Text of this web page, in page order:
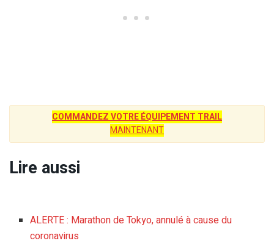
COMMANDEZ VOTRE ÉQUIPEMENT TRAIL
MAINTENANT
Lire aussi
ALERTE : Marathon de Tokyo, annulé à cause du
coronavirus